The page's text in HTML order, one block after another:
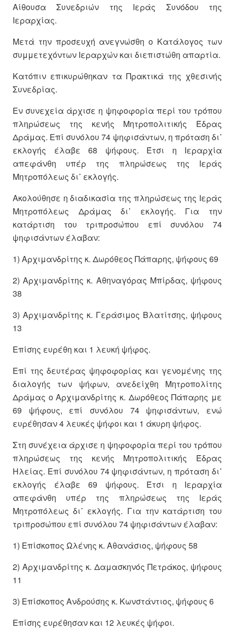
Αίθουσα Συνεδριών της Ιεράς Συνόδου της
Ιεραρχίας.
Μετά την προσευχή ανεγνώσθη ο Κατάλογος των
συμμετεχόντων Ιεραρχών και διεπιστώθη απαρτία.
Κατόπιν επικυρώθηκαν τα Πρακτικά της χθεσινής
Συνεδρίας.
Εν συνεχεία άρχισε η ψηφοφορία περί του τρόπου
πληρώσεως της κενής Μητροπολιτικής Έδρας
Δράμας. Επί συνόλου 74 ψηφισάντων, η πρόταση δι᾽
εκλο­γής έλαβε 68 ψήφους. Έτσι η Ιεραρχία
απεφάνθη υπέρ της πληρώσεως της Ιεράς
Μητροπόλεως δι᾽ εκλο­γής.
Ακολούθησε η διαδικασία της πληρώσεως της Ιεράς
Μητροπόλεως Δράμας δι᾽ εκλο­γής. Για την
κατάρτιση του τριπροσώπου επί συνόλου 74
ψηφισάντων έλαβαν:
1) Αρ­χι­μαν­δρί­της κ. Δωρόθεος Πάπαρης, ψήφους 69
2) Αρ­χι­μαν­δρί­της κ. Αθηναγόρας Μπίρδας, ψήφους
38
3) Αρ­χι­μαν­δρί­της κ. Γεράσιμος Βλατίτσης, ψήφους
13
Επίσης ευρέθη και 1 λευκή ψήφος.
Επί της δευτέρας ψηφοφορίας και γενομένης της
διαλογής των ψήφων, ανεδείχθη Μητροπολίτης
Δράμας ο Αρχιμανδρίτης κ. Δωρόθεος Πάπαρης με
69 ψήφους, επί συνόλου 74 ψηφισάντων, ενώ
ευρέθησαν 4 λευκές ψήφοι και 1 άκυρη ψήφος.
Στη συνέχεια άρχισε η ψηφοφορία περί του τρόπου
πληρώσεως της κενής Μητροπολιτικής Έδρας
Ηλείας. Επί συνόλου 74 ψηφισάντων, η πρόταση δι᾽
εκλο­γής έλαβε 69 ψήφους. Έτσι η Ιεραρχία
απεφάνθη υπέρ της πληρώσεως της Ιεράς
Μητροπόλεως δι᾽ εκλο­γής. Για την κατάρτιση του
τριπροσώπου επί συνόλου 74 ψηφισάντων έλαβαν:
1) Επίσκοπος Ωλένης κ. Αθανάσιος, ψήφους 58
2) Αρ­χι­μαν­δρί­της κ. Δαμασκηνός Πετράκος, ψήφους
11
3) Επίσκοπος Ανδρούσης κ. Κωνστάντιος, ψήφους 6
Επίσης ευρέθησαν και 12 λευκές ψήφοι.